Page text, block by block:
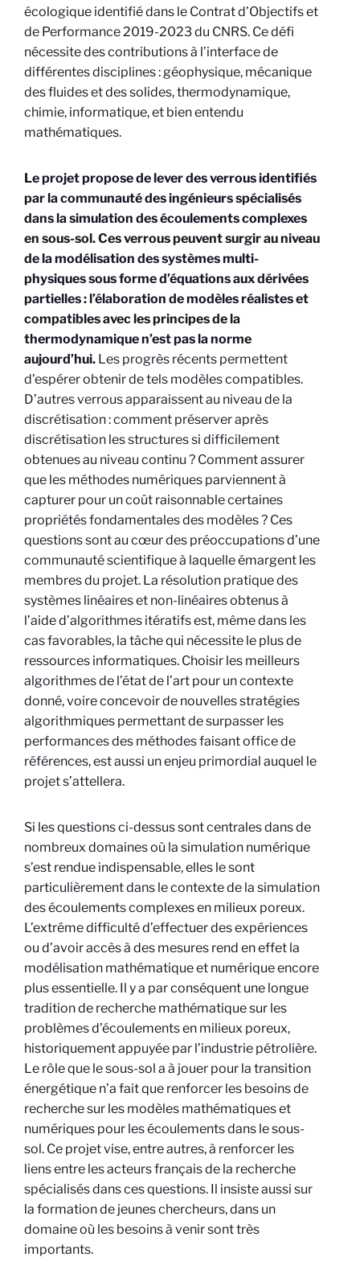
écologique identifié dans le Contrat d’Objectifs et
de Performance 2019-2023 du CNRS. Ce défi
nécessite des contributions à l’interface de
différentes disciplines : géophysique, mécanique
des fluides et des solides, thermodynamique,
chimie, informatique, et bien entendu
mathématiques.
Le projet propose de lever des verrous identifiés
par la communauté des ingénieurs spécialisés
dans la simulation des écoulements complexes
en sous-sol. Ces verrous peuvent surgir au niveau
de la modélisation des systèmes multi-
physiques sous forme d’équations aux dérivées
partielles : l’élaboration de modèles réalistes et
compatibles avec les principes de la
thermodynamique n’est pas la norme
aujourd’hui. Les progrès récents permettent
d’espérer obtenir de tels modèles compatibles.
D’autres verrous apparaissent au niveau de la
discrétisation : comment préserver après
discrétisation les structures si difficilement
obtenues au niveau continu ? Comment assurer
que les méthodes numériques parviennent à
capturer pour un coût raisonnable certaines
propriétés fondamentales des modèles ? Ces
questions sont au cœur des préoccupations d’une
communauté scientifique à laquelle émargent les
membres du projet. La résolution pratique des
systèmes linéaires et non-linéaires obtenus à
l’aide d’algorithmes itératifs est, même dans les
cas favorables, la tâche qui nécessite le plus de
ressources informatiques. Choisir les meilleurs
algorithmes de l’état de l’art pour un contexte
donné, voire concevoir de nouvelles stratégies
algorithmiques permettant de surpasser les
performances des méthodes faisant office de
références, est aussi un enjeu primordial auquel le
projet s’attellera.
Si les questions ci-dessus sont centrales dans de
nombreux domaines où la simulation numérique
s’est rendue indispensable, elles le sont
particulièrement dans le contexte de la simulation
des écoulements complexes en milieux poreux.
L’extrême difficulté d’effectuer des expériences
ou d’avoir accès à des mesures rend en effet la
modélisation mathématique et numérique encore
plus essentielle. Il y a par conséquent une longue
tradition de recherche mathématique sur les
problèmes d’écoulements en milieux poreux,
historiquement appuyée par l’industrie pétrolière.
Le rôle que le sous-sol a à jouer pour la transition
énergétique n’a fait que renforcer les besoins de
recherche sur les modèles mathématiques et
numériques pour les écoulements dans le sous-
sol. Ce projet vise, entre autres, à renforcer les
liens entre les acteurs français de la recherche
spécialisés dans ces questions. Il insiste aussi sur
la formation de jeunes chercheurs, dans un
domaine où les besoins à venir sont très
importants.